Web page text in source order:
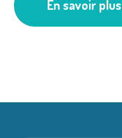
Les actus
En savoir plus